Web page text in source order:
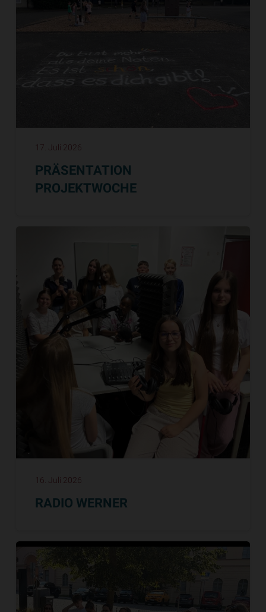
17. Juli 2026
PRÄSENTATION
PROJEKTWOCHE
16. Juli 2026
RADIO WERNER